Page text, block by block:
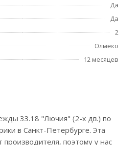
Да
Да
2
Олмеко
12 месяцев
33.18 "Лючия" (2-х дв.) по
в Санкт-Петербурге. Эта
производителя, поэтому у нас